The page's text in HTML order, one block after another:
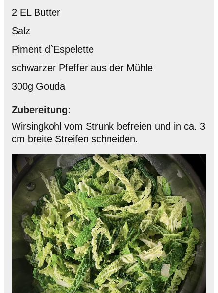
2 EL Butter
Salz
Piment d`Espelette
schwarzer Pfeffer aus der Mühle
300g Gouda
Zubereitung:
Wirsingkohl vom Strunk befreien und in ca. 3
cm breite Streifen schneiden.